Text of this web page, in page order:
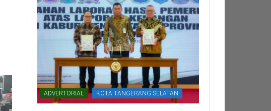
ADVERTORIAL KOTA TANGERANG SELATAN